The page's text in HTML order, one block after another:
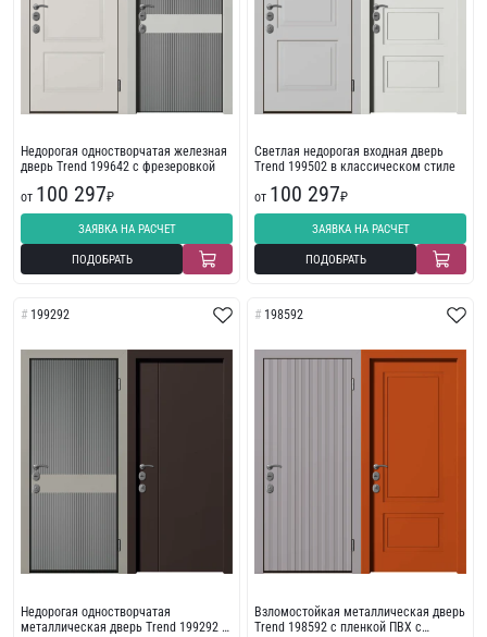
Недорогая одностворчатая железная
дверь Trend 199642 с фрезеровкой
от 100 297₽
ЗАЯВКА НА РАСЧЕТ
ПОДОБРАТЬ
Светлая недорогая входная дверь
Trend 199502 в классическом стиле
от 100 297₽
ЗАЯВКА НА РАСЧЕТ
ПОДОБРАТЬ
199292
Недорогая одностворчатая
металлическая дверь Trend 199292 с
198592
Взломостойкая металлическая дверь
Trend 198592 с пленкой ПВХ с